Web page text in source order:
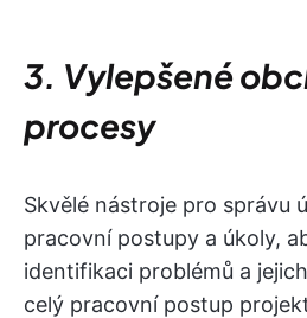
3. Vylepšené
procesy
Skvělé nástroje pro správu
pracovní postupy a úkoly,
identifikaci problémů a
celý pracovní postup